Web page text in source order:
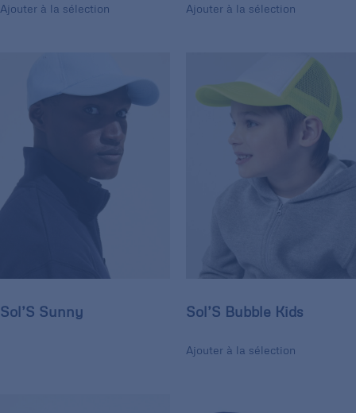
Ajouter à la sélection Ajouter à la sélection
Sol’S Sunny Sol’S Bubble Kids
Ajouter à la sélection